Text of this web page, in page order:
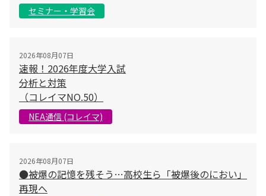
セミナー・学習会
2026年08月07日
速報！2026年度大学入試
分析と対策
（コレイマNO.50）
NEA通信 (コレイマ)
2026年08月07日
●被爆の記憶を残そう…高校生ら「被爆後のにおい」
再現へ